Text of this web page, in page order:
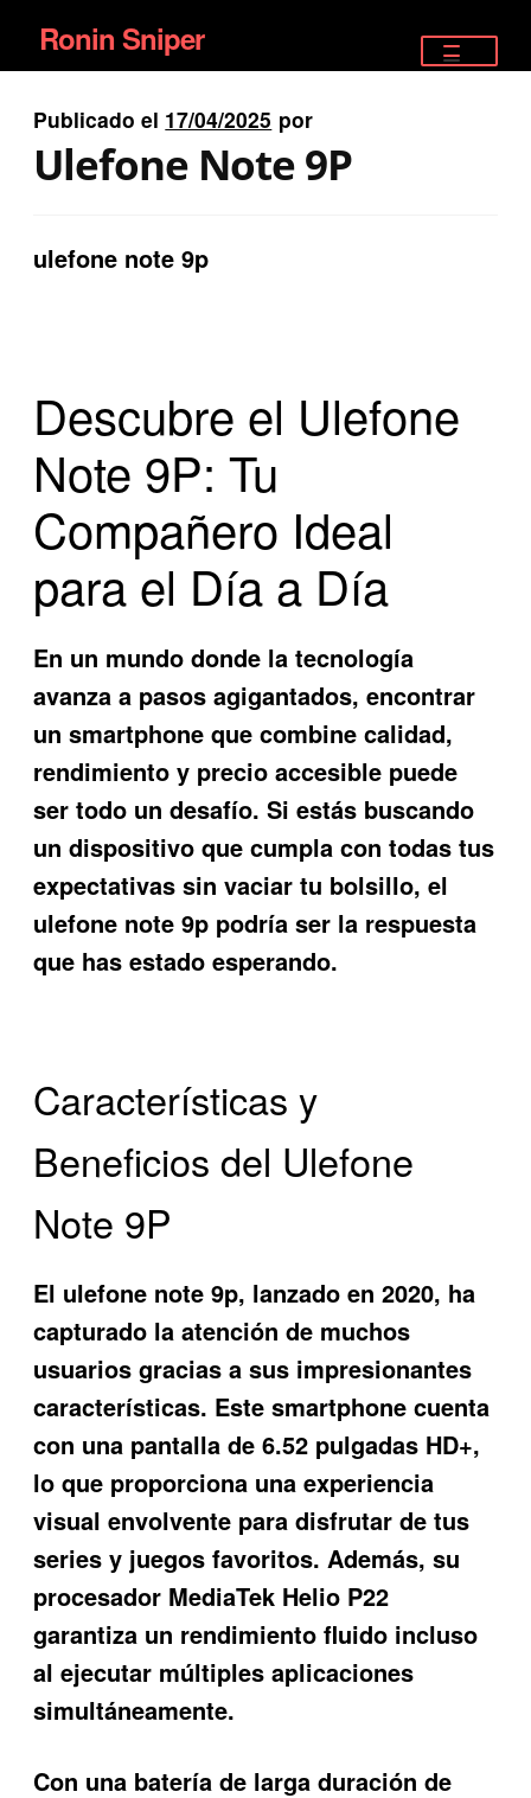
Ir
a
la
navegación
Ir
al
contenido
Ronin Sniper
EQUIPAMIENTO ÉLITE
RIFLES DEPORTIVOS
Publicado el 17/04/2025 por
Ulefone Note 9P
ulefone note 9p
Descubre el Ulefone
Note 9P: Tu
Compañero Ideal
para el Día a Día
En un mundo donde la tecnología
avanza a pasos agigantados, encontrar
un smartphone que combine calidad,
rendimiento y precio accesible puede
ser todo un desafío. Si estás buscando
un dispositivo que cumpla con todas tus
expectativas sin vaciar tu bolsillo, el
ulefone note 9p podría ser la respuesta
que has estado esperando.
Características y
Beneficios del Ulefone
Note 9P
El ulefone note 9p, lanzado en 2020, ha
capturado la atención de muchos
usuarios gracias a sus impresionantes
características. Este smartphone cuenta
con una pantalla de 6.52 pulgadas HD+,
lo que proporciona una experiencia
visual envolvente para disfrutar de tus
series y juegos favoritos. Además, su
procesador MediaTek Helio P22
garantiza un rendimiento fluido incluso
al ejecutar múltiples aplicaciones
simultáneamente.
Con una batería de larga duración de